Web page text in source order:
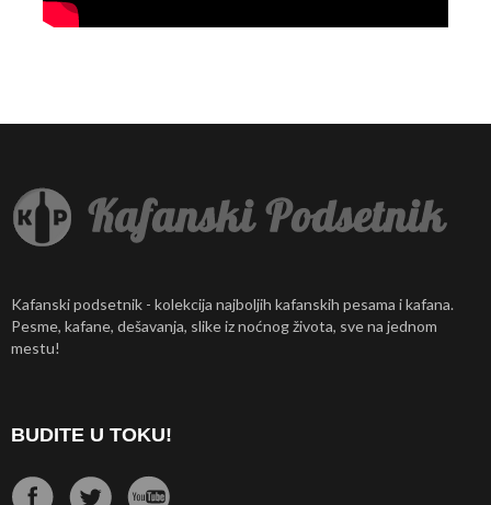
Kafanski podsetnik - kolekcija najboljih kafanskih pesama i kafana.
Pesme, kafane, dešavanja, slike iz noćnog života, sve na jednom
mestu!
BUDITE U TOKU!